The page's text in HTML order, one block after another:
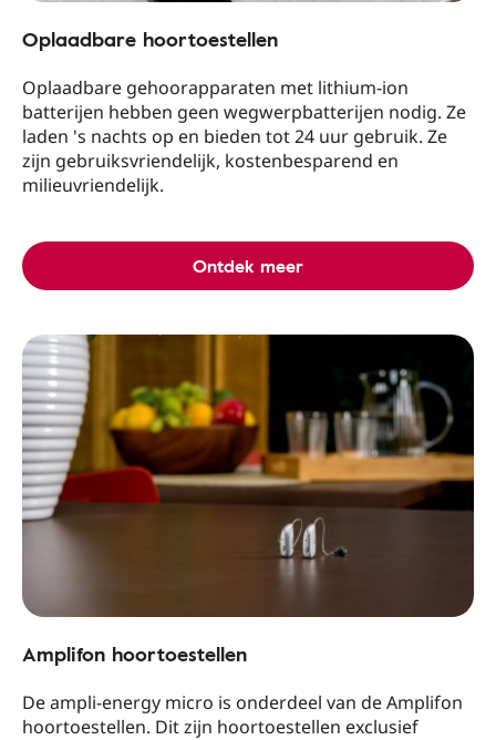
Oplaadbare hoortoestellen
Oplaadbare gehoorapparaten met lithium-ion
batterijen hebben geen wegwerpbatterijen nodig. Ze
laden 's nachts op en bieden tot 24 uur gebruik. Ze
zijn gebruiksvriendelijk, kostenbesparend en
milieuvriendelijk.
Ontdek meer
Amplifon hoortoestellen
De ampli-energy micro is onderdeel van de Amplifon
hoortoestellen. Dit zijn hoortoestellen exclusief